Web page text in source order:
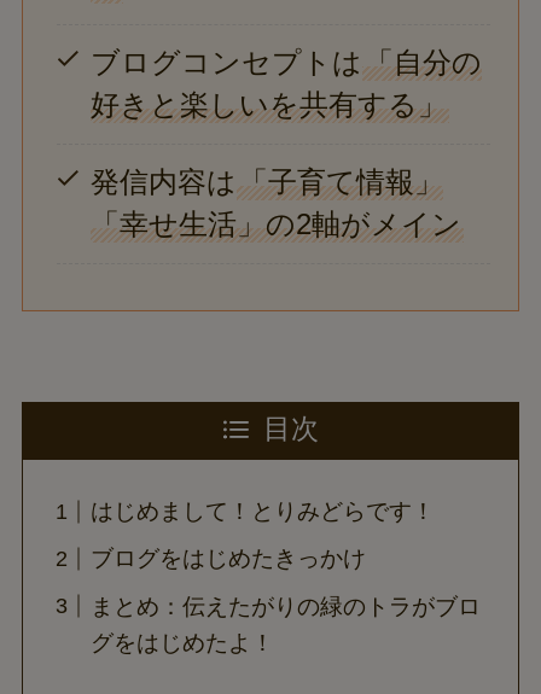
ブログコンセプトは「自分の
好きと楽しいを共有する」
発信内容は「子育て情報」
「幸せ生活」の2軸がメイン
目次
はじめまして！とりみどらです！
ブログをはじめたきっかけ
まとめ：伝えたがりの緑のトラがブロ
グをはじめたよ！